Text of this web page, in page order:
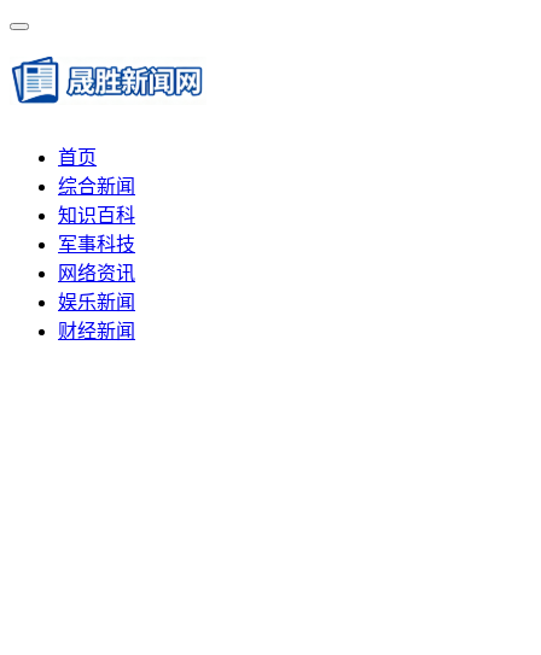
首页
综合新闻
知识百科
军事科技
网络资讯
娱乐新闻
财经新闻